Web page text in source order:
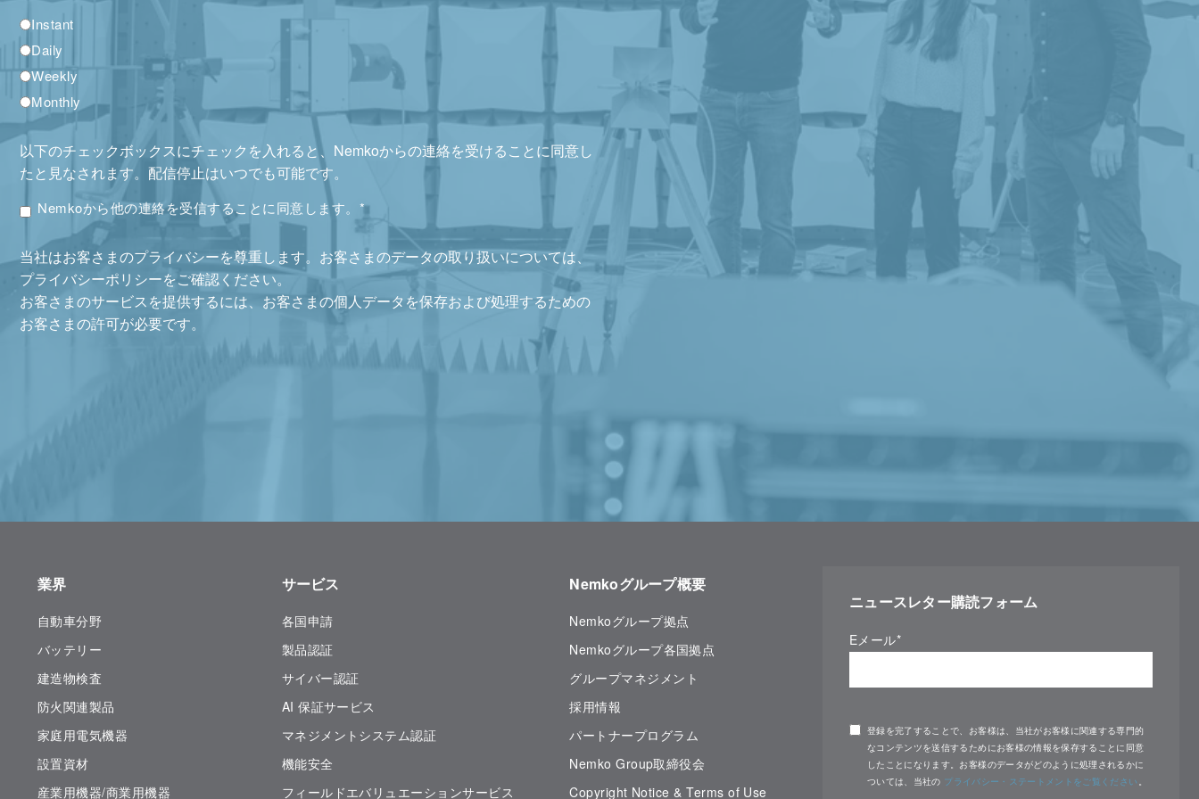
Instant
Daily
Weekly
Monthly
以下のチェックボックスにチェックを入れると、Nemkoからの連絡を受けることに同意し
たと見なされます。配信停止はいつでも可能です。
Nemkoから他の連絡を受信することに同意します。 *
当社はお客さまのプライバシーを尊重します。お客さまのデータの取り扱いについては、
プライバシーポリシーをご確認ください。
お客さまのサービスを提供するには、お客さまの個人データを保存および処理するための
お客さまの許可が必要です。
業界
自動車分野
バッテリー
建造物検査
防火関連製品
家庭用電気機器
設置資材
産業用機器/商業用機器
サービス
各国申請
製品認証
サイバー認証
AI 保証サービス
マネジメントシステム認証
機能安全
フィールドエバリュエーションサービス
Nemkoグループ概要
Nemkoグループ拠点
Nemkoグループ各国拠点
グループマネジメント
採用情報
パートナープログラム
Nemko Group取締役会
Copyright Notice & Terms of Use
ニュースレター購読フォーム
Eメール*
登録を完了することで、お客様は、当社がお客様に関連する専門的
なコンテンツを送信するためにお客様の情報を保存することに同意
したことになります。お客様のデータがどのように処理されるかに
ついては、当社の プライバシー・ステートメントをご覧ください 。